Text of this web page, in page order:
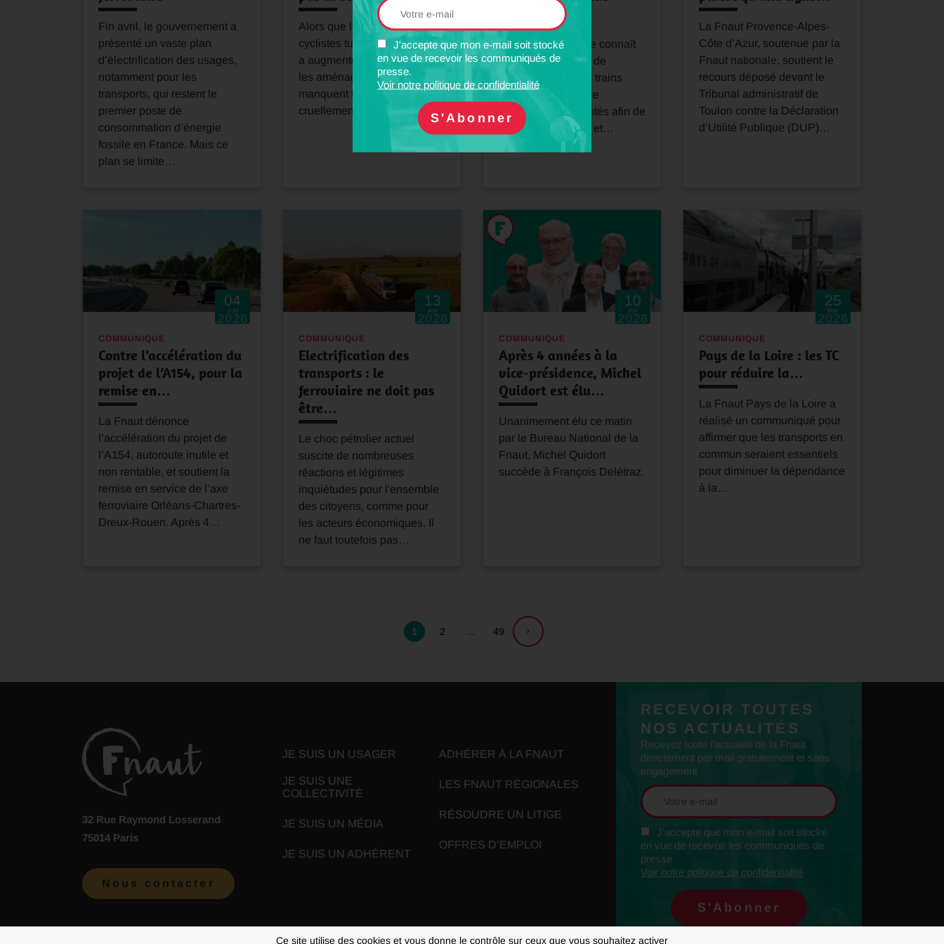
Ce site utilise des cookies et vous donne le contrôle sur ceux que vous souhaitez activer
J'accepte que mon e-mail soit stocké
en vue de recevoir les communiqués de
presse.
Voir notre politique de confidentialité
Fin avril, le gouvernement a
présenté un vaste plan
d’électrification des usages,
notamment pour les
transports, qui restent le
premier poste de
consommation d’énergie
fossile en France. Mais ce
plan se limite…
Alors que le nombre de
cyclistes tué·es sur les routes
a augmenté en 2025 et que
les aménagements cyclables
manquent toujours
cruellement en France, le…
Alors que la France connaît
un nouvel épisode de
canicule, plusieurs trains
Intercités ont dû être
supprimés ou adaptés afin de
garantir la sécurité et…
La Fnaut Provence-Alpes-
Côte d’Azur, soutenue par la
Fnaut nationale, soutient le
recours déposé devant le
Tribunal administratif de
Toulon contre la Déclaration
d’Utilité Publique (DUP)…
04
Juin
2026
COMMUNIQUÉ
Contre l’accélération du
projet de l’A154, pour la
remise en…
La Fnaut dénonce
l’accélération du projet de
l’A154, autoroute inutile et
non rentable, et soutient la
remise en service de l’axe
ferroviaire Orléans-Chartres-
Dreux-Rouen. Après 4…
13
Avr
2026
COMMUNIQUÉ
Electrification des
transports : le
ferroviaire ne doit pas
être…
Le choc pétrolier actuel
suscite de nombreuses
réactions et légitimes
inquiétudes pour l'ensemble
des citoyens, comme pour
les acteurs économiques. Il
ne faut toutefois pas…
10
Avr
2026
COMMUNIQUÉ
Après 4 années à la
vice-présidence, Michel
Quidort est élu…
Unanimement élu ce matin
par le Bureau National de la
Fnaut, Michel Quidort
succède à François Delétraz.
25
Mar
2026
COMMUNIQUÉ
Pays de la Loire : les TC
pour réduire la…
La Fnaut Pays de la Loire a
réalisé un communiqué pour
affirmer que les transports en
commun seraient essentiels
pour diminuer la dépendance
à la…
1 2 … 49
32 Rue Raymond Losserand
75014 Paris
Nous contacter
JE SUIS UN USAGER
JE SUIS UNE
COLLECTIVITÉ
JE SUIS UN MÉDIA
JE SUIS UN ADHÉRENT
ADHÉRER À LA FNAUT
LES FNAUT RÉGIONALES
RÉSOUDRE UN LITIGE
OFFRES D’EMPLOI
RECEVOIR TOUTES
NOS ACTUALITÉS
Recevez toute l'actualité de la Fnaut
directement par mail gratuitement et sans
engagement
J'accepte que mon e-mail soit stocké
en vue de recevoir les communiqués de
presse.
Voir notre politique de confidentialité